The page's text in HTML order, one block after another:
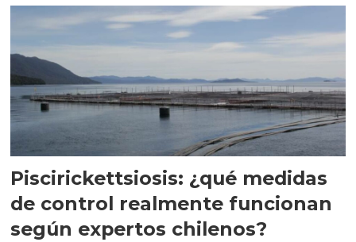
Piscirickettsiosis: ¿qué medidas
de control realmente funcionan
según expertos chilenos?